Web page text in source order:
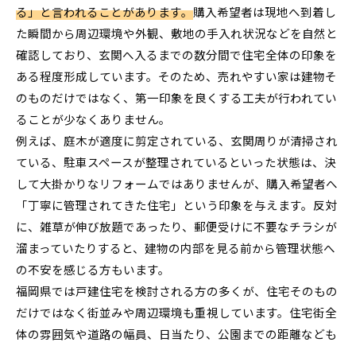
る」と言われることがあります。購入希望者は現地へ到着し
た瞬間から周辺環境や外観、敷地の手入れ状況などを自然と
確認しており、玄関へ入るまでの数分間で住宅全体の印象を
ある程度形成しています。そのため、売れやすい家は建物そ
のものだけではなく、第一印象を良くする工夫が行われてい
ることが少なくありません。
例えば、庭木が適度に剪定されている、玄関周りが清掃され
ている、駐車スペースが整理されているといった状態は、決
して大掛かりなリフォームではありませんが、購入希望者へ
「丁寧に管理されてきた住宅」という印象を与えます。反対
に、雑草が伸び放題であったり、郵便受けに不要なチラシが
溜まっていたりすると、建物の内部を見る前から管理状態へ
の不安を感じる方もいます。
福岡県では戸建住宅を検討される方の多くが、住宅そのもの
だけではなく街並みや周辺環境も重視しています。住宅街全
体の雰囲気や道路の幅員、日当たり、公園までの距離なども